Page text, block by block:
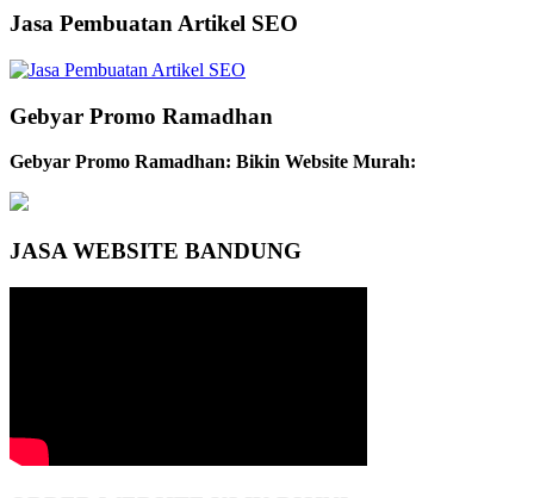
Jasa Pembuatan Artikel SEO
Gebyar Promo Ramadhan
Gebyar Promo Ramadhan: Bikin Website Murah:
JASA WEBSITE BANDUNG